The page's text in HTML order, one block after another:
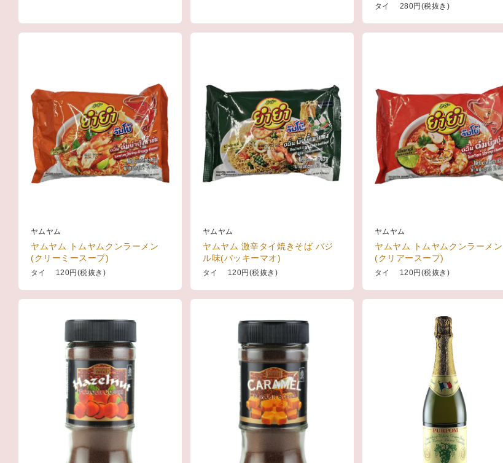
タイ 280円(税抜き)
ヤムヤム
ヤムヤム トムヤムクンラーメン
(クリーミースープ)
タイ 120円(税抜き)
ヤムヤム
ヤムヤム 激辛タイ焼きそば バジ
ル味(パッキーマオ)
タイ 120円(税抜き)
ヤムヤム
ヤムヤム トムヤムクンラーメン
(クリアースープ)
タイ 120円(税抜き)